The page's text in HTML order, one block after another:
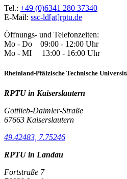
Tel.: +49 (0)6341 280 37340
E-Mail: ssc-ld[at]rptu.de
Öffnungs- und Telefonzeiten:
Mo - Do 09:00 - 12:00 Uhr
Mo - MI 13:00 - 16:00 Uhr
Rheinland-Pfälzische Technische
RPTU in Kaiserslautern
Gottlieb-Daimler-Straße
67663 Kaiserslautern
49.42483, 7.75246
RPTU in Landau
Fortstraße 7